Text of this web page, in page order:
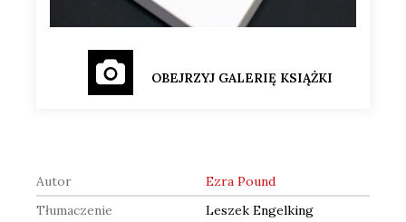
OBEJRZYJ GALERIĘ KSIĄŻKI
Autor
Ezra Pound
Tłumaczenie
Leszek Engelking